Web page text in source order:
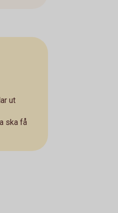
ut
ska få